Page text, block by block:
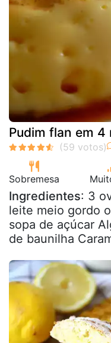
Pudim flan em 4
Sobremesa
Ingredientes: 3
leite meio gordo
sopa de açúcar
de baunilha